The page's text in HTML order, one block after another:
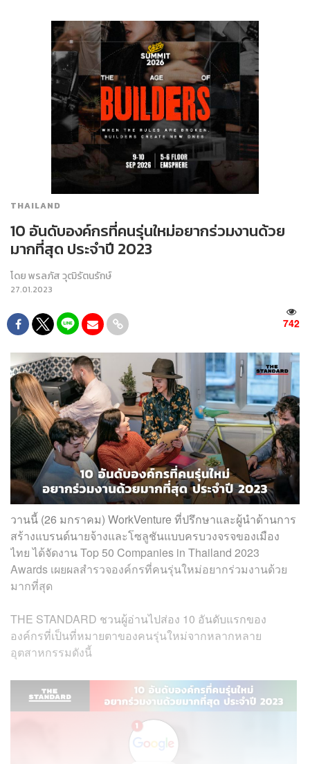
THAILAND
10 อันดับองค์กรที่คนรุ่นใหม่อยากร่วมงานด้วย
มากที่สุด ประจำปี 2023
โดยพรลภัส วุฒิรัตนรักษ์
27.01.2023
742
วานนี้ (26 มกราคม) WorkVenture ที่ปรึกษาและผู้นำด้านการ
สร้างแบรนด์นายจ้างและโซลูชันแบบครบวงจรจของเมือง
ไทย ได้จัดงาน Top 50 Companies in Thailand 2023
Awards เผยผลสำรวจองค์กรที่คนรุ่นใหม่อยากร่วมงานด้วย
มากที่สุด
THE STANDARD ชวนผู้อ่านไปส่อง 10 อันดับแรกของ
องค์กรที่เป็นที่หมายตาของคนรุ่นใหม่จากหลากหลาย
อุตสาหกรรมดังนี้